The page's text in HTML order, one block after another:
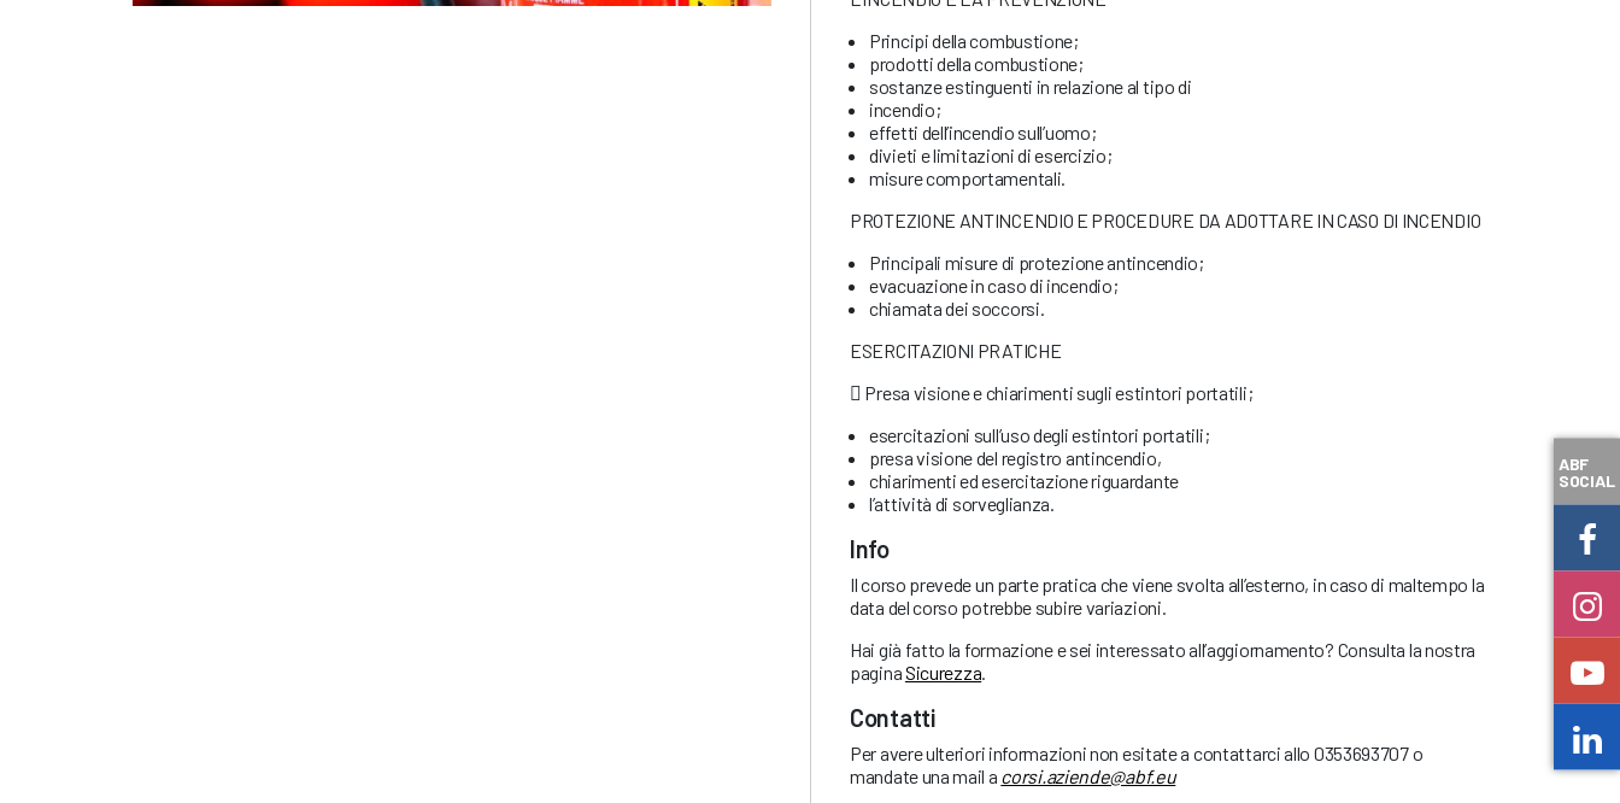
Principi della combustione;
prodotti della combustione;
sostanze estinguenti in relazione al tipo di
incendio;
effetti dell’incendio sull’uomo;
divieti e limitazioni di esercizio;
misure comportamentali.
PROTEZIONE ANTINCENDIO E PROCEDURE DA ADOTTARE IN CASO DI INCENDIO
Principali misure di protezione antincendio;
evacuazione in caso di incendio;
chiamata dei soccorsi.
ESERCITAZIONI PRATICHE
􀀐 Presa visione e chiarimenti sugli estintori portatili;
esercitazioni sull’uso degli estintori portatili;
presa visione del registro antincendio,
chiarimenti ed esercitazione riguardante
l’attività di sorveglianza.
Info
Il corso prevede un parte pratica che viene svolta all’esterno, in caso di maltempo la
data del corso potrebbe subire variazioni.
Hai già fatto la formazione e sei interessato all’aggiornamento? Consulta la nostra
paginaSicurezza
Contatti
Per avere ulteriori informazioni non esitate a contattarci allo 0353693707 o
mandate una mail a corsi.aziende@abf.eu
ABF
SOCIAL